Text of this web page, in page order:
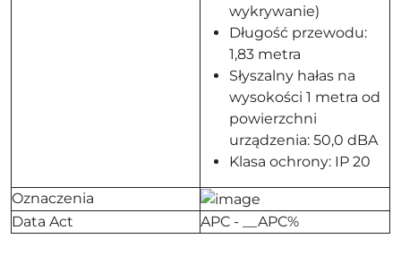
wykrywanie)
Długość przewodu:
1,83 metra
Słyszalny hałas na
wysokości 1 metra od
powierzchni
urządzenia: 50,0 dBA
Klasa ochrony: IP 20
Oznaczenia
Data Act
APC - __APC%